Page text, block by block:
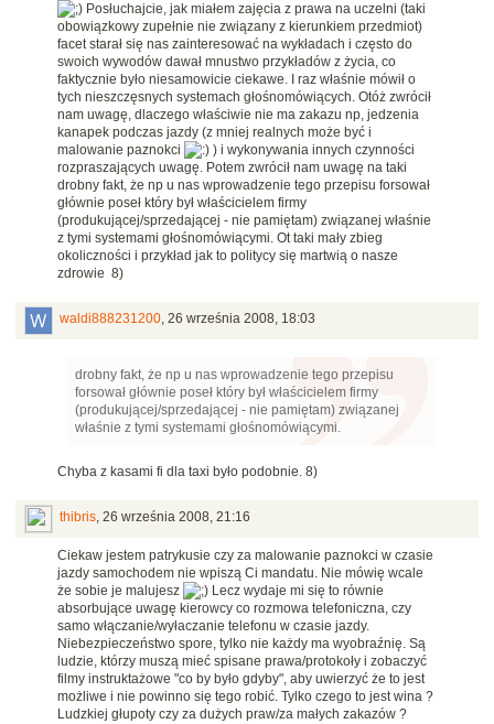
Posłuchajcie, jak miałem zajęcia z prawa na uczelni (taki
obowiązkowy zupełnie nie związany z kierunkiem przedmiot)
facet starał się nas zainteresować na wykładach i często do
swoich wywodów dawał mnustwo przykładów z życia, co
faktycznie było niesamowicie ciekawe. I raz właśnie mówił o
tych nieszczęsnych systemach głośnomówiących. Otóż zwrócił
nam uwagę, dlaczego właściwie nie ma zakazu np, jedzenia
kanapek podczas jazdy (z mniej realnych może być i
malowanie paznokci
) i wykonywania innych czynności
rozpraszających uwagę. Potem zwrócił nam uwagę na taki
drobny fakt, że np u nas wprowadzenie tego przepisu forsował
głównie poseł który był właścicielem firmy
(produkującej/sprzedającej - nie pamiętam) związanej właśnie
z tymi systemami głośnomówiącymi. Ot taki mały zbieg
okoliczności i przykład jak to politycy się martwią o nasze
zdrowie 8)
waldi888231200, 26 września 2008, 18:03
drobny fakt, że np u nas wprowadzenie tego przepisu
forsował głównie poseł który był właścicielem firmy
(produkującej/sprzedającej - nie pamiętam) związanej
właśnie z tymi systemami głośnomówiącymi.
Chyba z kasami fi dla taxi było podobnie. 8)
thibris, 26 września 2008, 21:16
Ciekaw jestem patrykusie czy za malowanie paznokci w czasie
jazdy samochodem nie wpiszą Ci mandatu. Nie mówię wcale
że sobie je malujesz
Lecz wydaje mi się to równie
absorbujące uwagę kierowcy co rozmowa telefoniczna, czy
samo włączanie/wyłaczanie telefonu w czasie jazdy.
Niebezpieczeństwo spore, tylko nie każdy ma wyobraźnię. Są
ludzie, którzy muszą mieć spisane prawa/protokoły i zobaczyć
filmy instruktażowe "co by było gdyby", aby uwierzyć że to jest
możliwe i nie powinno się tego robić. Tylko czego to jest wina ?
Ludzkiej głupoty czy za dużych praw/za małych zakazów ?